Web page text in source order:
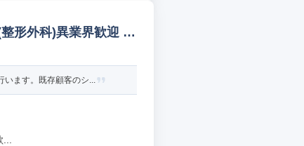
形外科)異業界歓迎 医
います。既存顧客のシ...